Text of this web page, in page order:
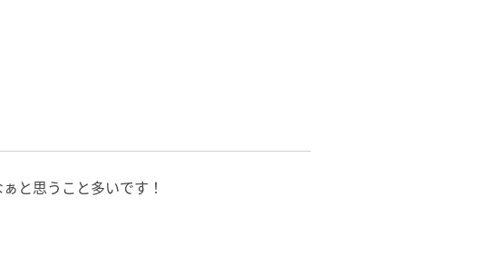
と思うこと多いです！